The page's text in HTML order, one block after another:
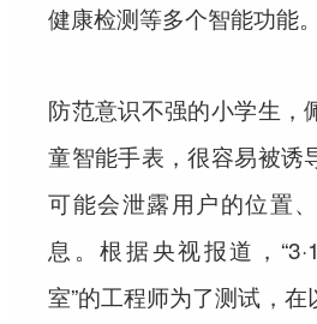
健康检测等多个智能功能。
防范意识不强的小学生，
童智能手表，很容易被诱
可能会泄露用户的位置
息 。根据央视报道，
室”的工程师为了测试，在